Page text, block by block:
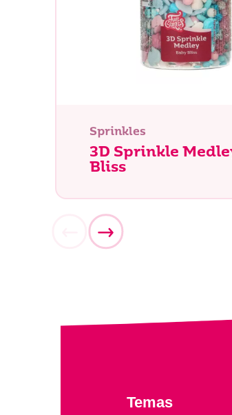
Sprinkles
3D Sprinkle
Bliss
Temas